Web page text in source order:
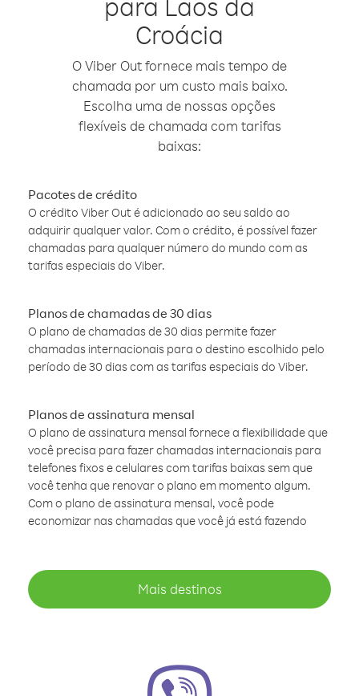
Croácia
O Viber Out fornece mais tempo de
chamada por um custo mais baixo.
Escolha uma de nossas opções
flexíveis de chamada com tarifas
baixas:
Pacotes de crédito
O crédito Viber Out é adicionado ao seu saldo ao
adquirir qualquer valor. Com o crédito, é possível fazer
chamadas para qualquer número do mundo com as
tarifas especiais do Viber.
Planos de chamadas de 30 dias
O plano de chamadas de 30 dias permite fazer
chamadas internacionais para o destino escolhido pelo
período de 30 dias com as tarifas especiais do Viber.
Planos de assinatura mensal
O plano de assinatura mensal fornece a flexibilidade que
você precisa para fazer chamadas internacionais para
telefones fixos e celulares com tarifas baixas sem que
você tenha que renovar o plano em momento algum.
Com o plano de assinatura mensal, você pode
economizar nas chamadas que você já está fazendo
Mais destinos